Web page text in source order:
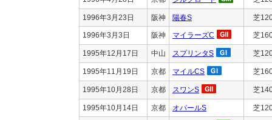
1996年3月23日 阪神 陽春S 芝
1996年3月3日 阪神 マイラーズC 芝
1995年12月17日 中山 スプリンタS 芝
1995年11月19日 京都 マイルCS 芝
1995年10月28日 京都 スワンS 芝
1995年10月14日 京都 オパールS 芝